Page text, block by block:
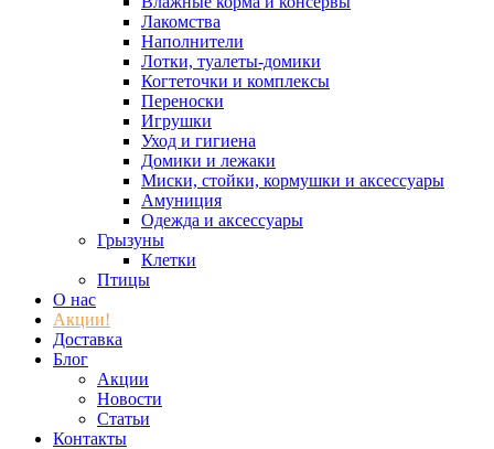
Лакомства
Наполнители
Лотки, туалеты-домики
Когтеточки и комплексы
Переноски
Игрушки
Уход и гигиена
Домики и лежаки
Миски, стойки, кормушки и аксессуары
Амуниция
Одежда и аксессуары
Грызуны
Клетки
Птицы
О нас
Акции!
Доставка
Блог
Акции
Новости
Статьи
Контакты